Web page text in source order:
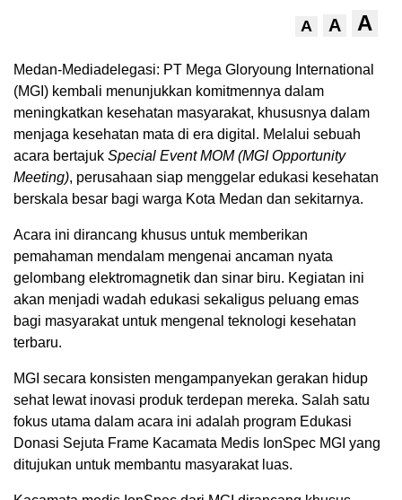
A A A
Medan-Mediadelegasi: PT Mega Gloryoung International
(MGI) kembali menunjukkan komitmennya dalam
meningkatkan kesehatan masyarakat, khususnya dalam
menjaga kesehatan mata di era digital. Melalui sebuah
acara bertajuk Special Event MOM (MGI Opportunity
Meeting), perusahaan siap menggelar edukasi kesehatan
berskala besar bagi warga Kota Medan dan sekitarnya.
Acara ini dirancang khusus untuk memberikan
pemahaman mendalam mengenai ancaman nyata
gelombang elektromagnetik dan sinar biru. Kegiatan ini
akan menjadi wadah edukasi sekaligus peluang emas
bagi masyarakat untuk mengenal teknologi kesehatan
terbaru.
MGI secara konsisten mengampanyekan gerakan hidup
sehat lewat inovasi produk terdepan mereka. Salah satu
fokus utama dalam acara ini adalah program Edukasi
Donasi Sejuta Frame Kacamata Medis IonSpec MGI yang
ditujukan untuk membantu masyarakat luas.